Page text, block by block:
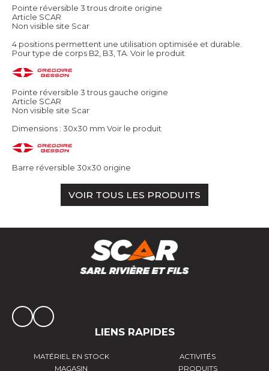
Pointe réversible 3 trous droite origine
Article SCAR
Non visible site Scar
4 positions permettent une utilisation optimisée et durable.
Pour type de corps B2, B3, TA. Voir le produit
Pointe réversible 3 trous gauche origine
Article SCAR
Non visible site Scar
Dimensions : 30x30 mm Voir le produit
Barre réversible 30x30 origine
VOIR TOUS LES PRODUITS
LIENS RAPIDES
MATÉRIEL EN STOCK
ACTIVITÉS
MAGASIN
PRODUITS